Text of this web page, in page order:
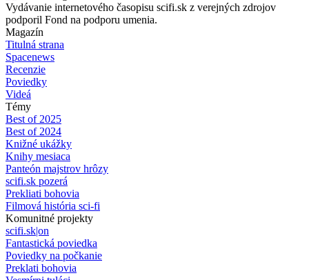
Vydávanie internetového časopisu scifi.sk z verejných zdrojov
podporil Fond na podporu umenia.
Magazín
Titulná strana
Spacenews
Recenzie
Poviedky
Videá
Témy
Best of 2025
Best of 2024
Knižné ukážky
Knihy mesiaca
Panteón majstrov hrôzy
scifi.sk pozerá
Prekliati bohovia
Filmová história sci-fi
Komunitné projekty
scifi.sk|on
Fantastická poviedka
Poviedky na počkanie
Preklati bohovia